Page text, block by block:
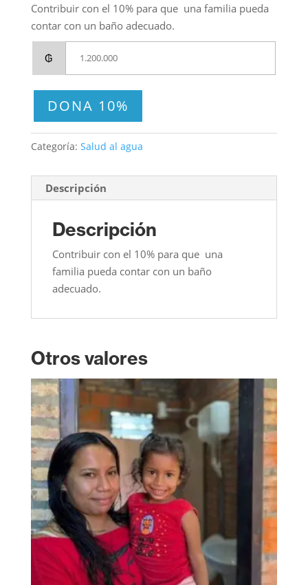
Contribuir con el 10% para que una familia pueda
contar con un baño adecuado.
₲
DONA 10%
Categoría: Salud al agua
Descripción
Descripción
Contribuir con el 10% para que una
familia pueda contar con un baño
adecuado.
Otros valores